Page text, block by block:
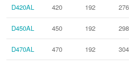
D420AL 420 192 276
D450AL 450 192 298
D470AL 470 192 304